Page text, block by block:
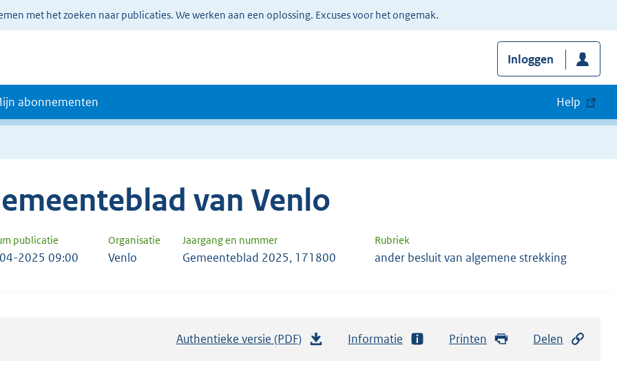
met het zoeken naar publicaties. We werken aan een oplossing. Excuses voor het ongemak.
Inloggen
abonnementen Help
van Venlo
publicatie Organisatie Jaargang en nummer Rubriek
2025 09:00 Venlo Gemeenteblad 2025, 171800 ander besluit van algemene strekking
Authentieke versie (PDF) Informatie Printen Delen